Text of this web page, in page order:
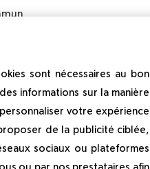
de
de
sont nécessaires au bon
informations sur la manière
votre expérience
de la publicité ciblée,
sociaux ou plateformes